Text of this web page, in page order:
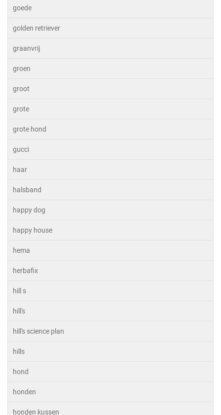
goede
golden retriever
graanvrij
groen
groot
grote
grote hond
gucci
haar
halsband
happy dog
happy house
hema
herbafix
hill s
hill's
hill's science plan
hills
hond
honden
honden kussen